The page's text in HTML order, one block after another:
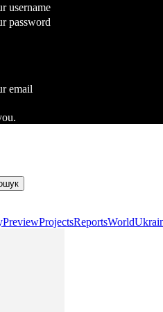
username
password
email
PreviewProjectsReportsWorld